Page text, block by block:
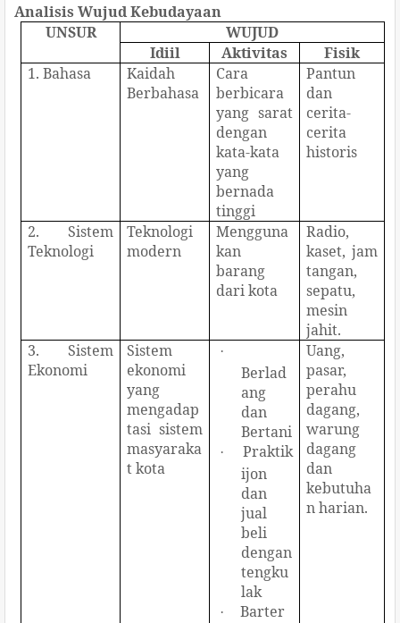
Analisis Wujud Kebudayaan
UNSUR
WUJUD
Idiil
Aktivitas
Fisik
1. Bahasa
Kaidah
Berbahasa
Cara
berbicara
yang sarat
dengan
kata-kata
yang
bernada
tinggi
Pantun
dan
cerita-
cerita
historis
2. Sistem
Teknologi
Teknologi
modern
Mengguna
kan
barang
dari kota
Radio,
kaset, jam
tangan,
sepatu,
mesin
jahit.
3. Sistem
Ekonomi
Sistem
ekonomi
yang
mengadap
tasi sistem
masyaraka
t kota
·
Berlad
ang
dan
Bertani
·
Praktik
ijon
dan
jual
beli
dengan
tengku
lak
· Barter
Uang,
pasar,
perahu
dagang,
warung
dagang
dan
kebutuha
n harian.